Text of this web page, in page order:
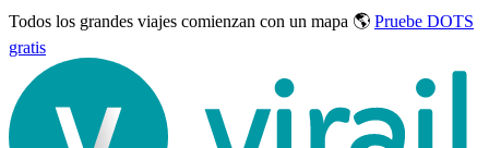
Todos los grandes viajes comienzan con un mapa 🌎 Pruebe DOTS
gratis